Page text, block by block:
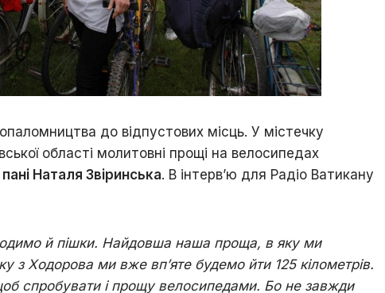
до відпустових місць. У містечку
області молитовні прощі на велосипедах
пані Наталя Звіринська. В інтерв’ю для Радіо Ватикану
й пішки. Найдовша наша проща, в яку ми
з Ходорова ми вже вп’яте будемо йти 125 кілометрів.
спробувати і прощу велосипедами. Бо не завжди